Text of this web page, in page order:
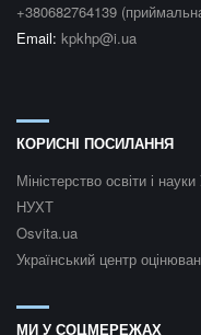
+380682764139
Email: kpkhp@i.ua
КОРИСНІ ПОСИЛАННЯ
Міністерство освіти і науки
НУХТ
Osvita.ua
Український центр
МИ У СОЦМЕРЕЖАХ